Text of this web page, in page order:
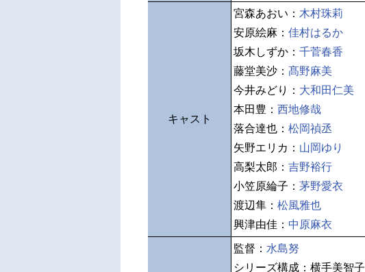
キャスト
宮森あおい： 木村珠莉
安原絵麻： 佳村はるか
坂木しずか： 千菅春香
藤堂美沙： 髙野麻美
今井みどり： 大和田仁美
本田豊： 西地修哉
落合達也： 松岡禎丞
矢野エリカ： 山岡ゆり
高梨太郎： 吉野裕行
小笠原綸子： 茅野愛衣
渡辺隼： 松風雅也
興津由佳： 中原麻衣
監督： 水島努
シリーズ構成：横手美智子